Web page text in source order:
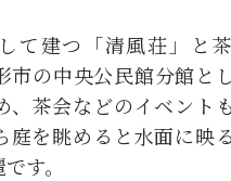
て建つ「清風荘」と
市の中央公民館分館と
、茶会などのイベント
庭を眺めると水面に映
す。